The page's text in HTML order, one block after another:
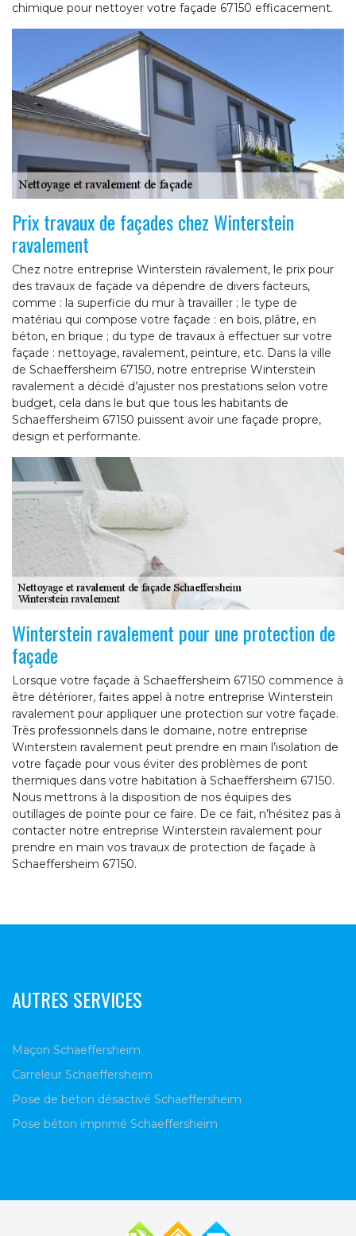
chimique pour nettoyer votre façade 67150 efficacement.
Prix travaux de façades chez Winterstein
ravalement
Chez notre entreprise Winterstein ravalement, le prix pour
des travaux de façade va dépendre de divers facteurs,
comme : la superficie du mur à travailler ; le type de
matériau qui compose votre façade : en bois, plâtre, en
béton, en brique ; du type de travaux à effectuer sur votre
façade : nettoyage, ravalement, peinture, etc. Dans la ville
de Schaeffersheim 67150, notre entreprise Winterstein
ravalement a décidé d’ajuster nos prestations selon votre
budget, cela dans le but que tous les habitants de
Schaeffersheim 67150 puissent avoir une façade propre,
design et performante.
Winterstein ravalement pour une protection de
façade
Lorsque votre façade à Schaeffersheim 67150 commence à
être détériorer, faites appel à notre entreprise Winterstein
ravalement pour appliquer une protection sur votre façade.
Très professionnels dans le domaine, notre entreprise
Winterstein ravalement peut prendre en main l’isolation de
votre façade pour vous éviter des problèmes de pont
thermiques dans votre habitation à Schaeffersheim 67150.
Nous mettrons à la disposition de nos équipes des
outillages de pointe pour ce faire. De ce fait, n’hésitez pas à
contacter notre entreprise Winterstein ravalement pour
prendre en main vos travaux de protection de façade à
Schaeffersheim 67150.
AUTRES SERVICES
Maçon Schaeffersheim
Carreleur Schaeffersheim
Pose de béton désactivé Schaeffersheim
Pose béton imprimé Schaeffersheim